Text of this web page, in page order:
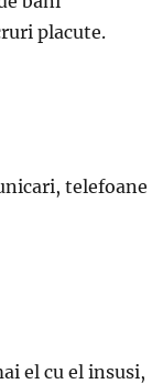
placute.
telefoane
el cu el insusi,